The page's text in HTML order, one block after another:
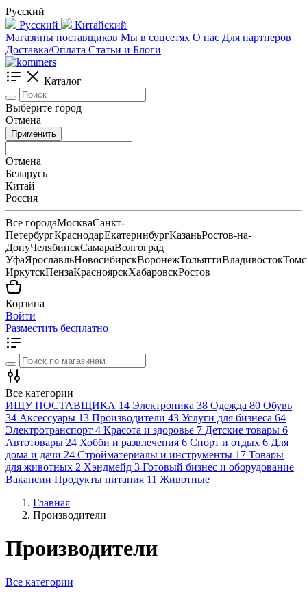
Русский
Русский
Китайский
Магазины поставщиков Мы в соцсетях О нас Для партнеров
Доставка/Оплата Статьи и Блоги
Каталог
Выберите город
Отмена
Применить
Отмена
Беларусь
Китай
Россия
Все городаМоскваСанкт-
ПетербургКраснодарЕкатеринбургКазаньРостов-на-
ДонуЧелябинскСамараВолгоград
УфаЯрославльНовосибирскВоронежТольяттиВладивосток
ИркутскПензаКрасноярскХабаровскРостов
Корзина
Войти
Разместить бесплатно
Все категории
ИЩУ ПОСТАВЩИКА 14 Электроника 38 Одежда 80 Обувь
34 Аксессуары 13 Производители 43 Услуги для бизнеса 64
Электротранспорт 4 Красота и здоровье 7 Детские товары 6
Автотовары 24 Хобби и развлечения 6 Спорт и отдых 6 Для
дома и дачи 24 Стройматериалы и инструменты 17 Товары
для животных 2 Хэндмейд 3 Готовый бизнес и оборудование
Вакансии Продукты питания 11 Животные
Главная
Производители
Производители
Все категории